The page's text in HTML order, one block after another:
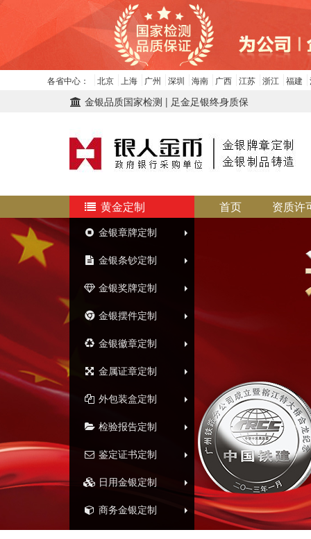
各省中心： 北京 上海 广州 深圳 海南 广西 江苏 浙江 福建
金银品质国家检测 | 足金足银终身质保
黄金定制
金银章牌定制
金银条钞定制
金银奖牌定制
金银摆件定制
金银徽章定制
金属证章定制
外包装盒定制
检验报告定制
鉴定证书定制
日用金银定制
商务金银定制
首页 资质许